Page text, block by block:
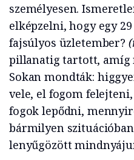
személyesen.
elképzelni, hogy egy
fajsúlyos üzletember?
pillanatig tartott, amíg
Sokan mondták:
vele, el fogom
fogok lepődni,
bármilyen
lenyűgözött